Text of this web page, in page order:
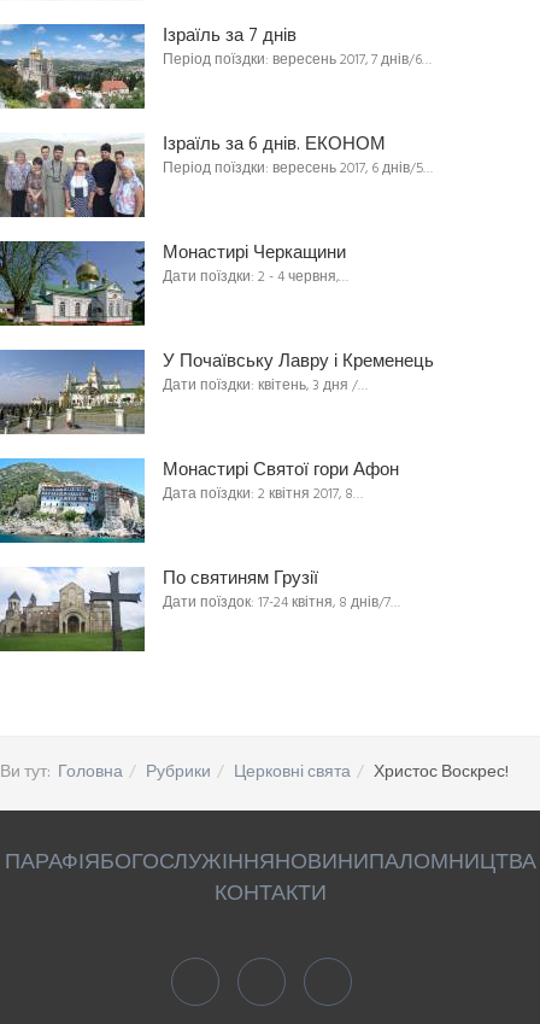
Ізраїль за 7 днів
Період поїздки: вересень 2017, 7 днів/6…
Ізраїль за 6 днів. ЕКОНОМ
Період поїздки: вересень 2017, 6 днів/5…
Монастирі Черкащини
Дати поїздки: 2 - 4 червня,…
У Почаївську Лавру і Кременець
Дати поїздки: квітень, 3 дня /…
Монастирі Святої гори Афон
Дата поїздки: 2 квітня 2017, 8…
По святиням Грузії
Дати поїздок: 17-24 квітня, 8 днів/7…
Ви тут: Головна Рубрики Церковні свята Христос Воскрес!
ПАРАФІЯБОГОСЛУЖІННЯНОВИНИПАЛОМНИЦТВА
КОНТАКТИ